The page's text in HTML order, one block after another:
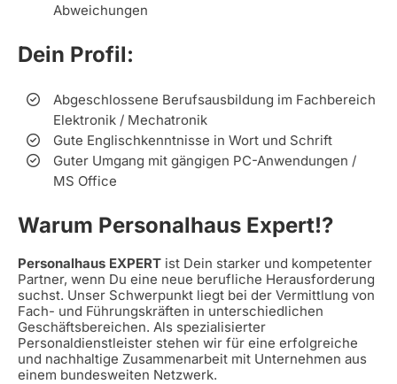
Abweichungen
Dein Profil:
Abgeschlossene Berufsausbildung im Fachbereich
Elektronik / Mechatronik
Gute Englischkenntnisse in Wort und Schrift
Guter Umgang mit gängigen PC-Anwendungen /
MS Office
Warum Personalhaus Expert!?
Personalhaus EXPERT ist Dein starker und kompetenter
Partner, wenn Du eine neue berufliche Herausforderung
suchst. Unser Schwerpunkt liegt bei der Vermittlung von
Fach- und Führungskräften in unterschiedlichen
Geschäftsbereichen. Als spezialisierter
Personaldienstleister stehen wir für eine erfolgreiche
und nachhaltige Zusammenarbeit mit Unternehmen aus
einem bundesweiten Netzwerk.